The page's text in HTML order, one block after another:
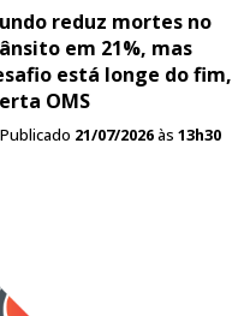
reduz mortes no
em 21%, mas
está longe do fim,
OMS
21/07/2026às 13h30